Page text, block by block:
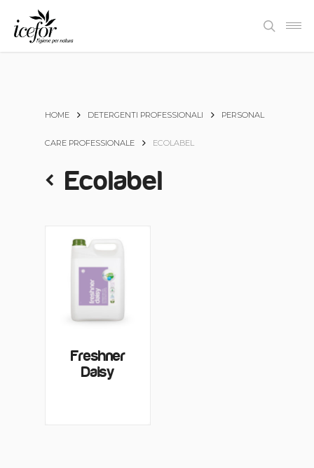
search
HOME DETERGENTI PROFESSIONALI PERSONAL
CARE PROFESSIONALE ECOLABEL
Ecolabel
Freshner
Daisy